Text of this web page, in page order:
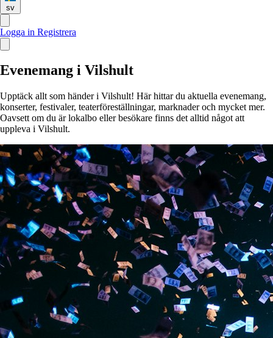
sv
Logga in Registrera
Evenemang i Vilshult
Upptäck allt som händer i Vilshult! Här hittar du aktuella evenemang,
konserter, festivaler, teaterföreställningar, marknader och mycket mer.
Oavsett om du är lokalbo eller besökare finns det alltid något att
uppleva i Vilshult.